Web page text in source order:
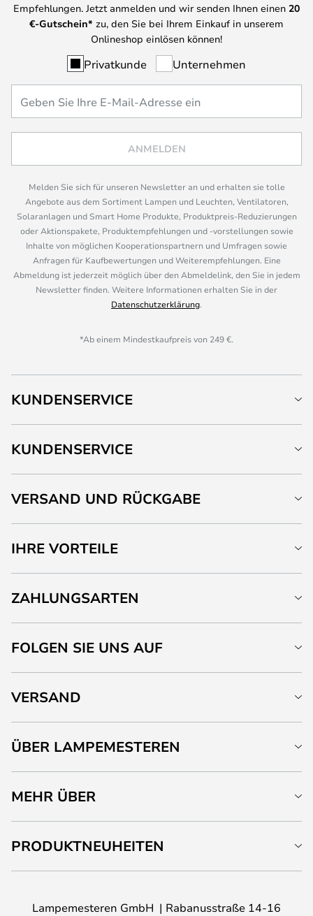
Empfehlungen. Jetzt anmelden und wir senden Ihnen einen 20
€-Gutschein* zu, den Sie bei Ihrem Einkauf in unserem
Onlineshop einlösen können!
Privatkunde Unternehmen
ANMELDEN
Melden Sie sich für unseren Newsletter an und erhalten sie tolle
Angebote aus dem Sortiment Lampen und Leuchten, Ventilatoren,
Solaranlagen und Smart Home Produkte, Produktpreis-Reduzierungen
oder Aktionspakete, Produktempfehlungen und -vorstellungen sowie
Inhalte von möglichen Kooperationspartnern und Umfragen sowie
Anfragen für Kaufbewertungen und Weiterempfehlungen. Eine
Abmeldung ist jederzeit möglich über den Abmeldelink, den Sie in jedem
Newsletter finden. Weitere Informationen erhalten Sie in der
Datenschutzerklärung.
*Ab einem Mindestkaufpreis von 249 €.
KUNDENSERVICE
KUNDENSERVICE
VERSAND UND RÜCKGABE
IHRE VORTEILE
ZAHLUNGSARTEN
FOLGEN SIE UNS AUF
VERSAND
ÜBER LAMPEMESTEREN
MEHR ÜBER
PRODUKTNEUHEITEN
Lampemesteren GmbH Rabanusstraße 14-16